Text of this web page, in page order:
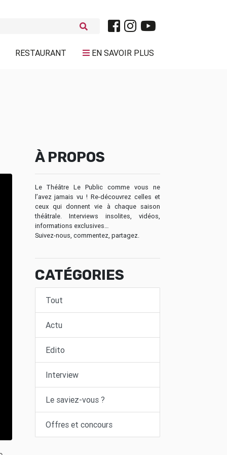
RESTAURANT EN SAVOIR PLUS
À PROPOS
Le Théâtre Le Public comme vous ne
l’avez jamais vu ! Re-découvrez celles et
ceux qui donnent vie à chaque saison
théâtrale. Interviews insolites, vidéos,
informations exclusives…
Suivez-nous, commentez, partagez.
CATÉGORIES
Tout
Actu
Edito
Interview
Le saviez-vous ?
Offres et concours